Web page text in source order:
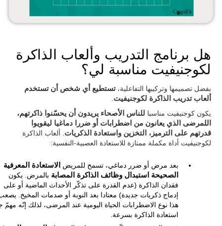
هل برنامج التدريب وألعاب الذاكرة
لكوجنيفيت مناسبة لي؟
بفضل تصميمها وتركيبها التفاعلية،تستطيع أي شخص أن تستخدم
ألعاب تدريب الذاكرة لكوجنيفيت
يكون كوجنيفيت مناسبا للناس الأصحاء يريدون أن يحسّنوا ذاكرتهم،
اللمرضى الذي يعانون من اضطرابات أو ضررا دماغيا ليقويوا
قدرتهم على الترميز، التخزين واستعادة الذكريات . ألعاب الذاكرة
لكوجنيفيت أداة مكملة ممتازة للاستعادة العصبية-النفسية:
بعد مرض أو ضرر دماغي، تسمح للمريض
الاستعادة المعرفية
الصحيحة استبدال وظائف الذاكرة المصابة بالمرض. يكون
فقدان الذاكرة (عدم القدرة على تذكّر الأحداث الماضية أو على
إدماج ذكريات جديدة) معتادا بعد النوبة أو صدمات المخيخ.
هذا نوع الاضطرابات الحياة اليومية عند المرضى، لذلك إنّه مهمّ
استعادة الذاكرة بسرعة.